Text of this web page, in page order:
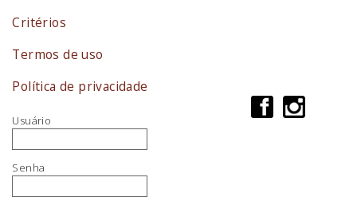
Critérios
Termos de uso
Política de privacidade
Usuário
Senha